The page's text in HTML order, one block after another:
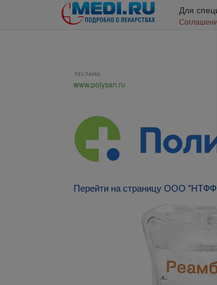
Для
www.polysan.ru
Перейти на страницу ООО